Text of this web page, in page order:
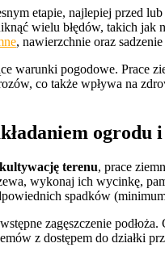
etapie, najlepiej przed
wielu błędów, takich
, nawierzchnie oraz
warunki pogodowe. Prace
co także wpływa na
ogrodu
terenu, prace
wykonaj ich wycinkę,
spadków
zagęszczenie
z dostępem do działki